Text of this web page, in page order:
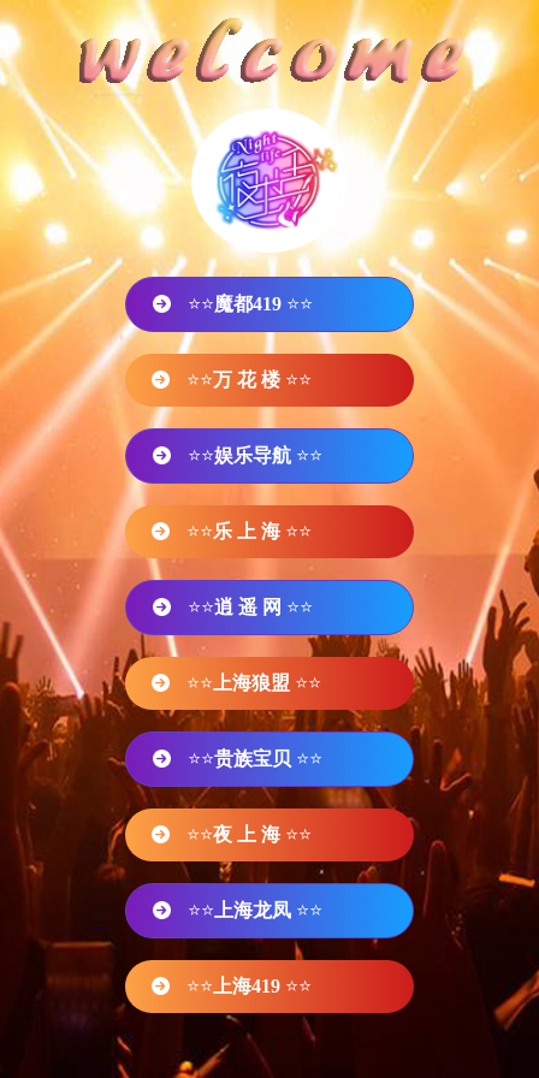
⭐⭐魔都419 ⭐⭐
⭐⭐万 花 楼 ⭐⭐
⭐⭐娱乐导航 ⭐⭐
⭐⭐乐 上 海 ⭐⭐
⭐⭐逍 遥 网 ⭐⭐
⭐⭐ 上海狼盟 ⭐⭐
⭐⭐贵族宝贝 ⭐⭐
⭐⭐夜 上 海 ⭐⭐
⭐⭐ 上海龙凤 ⭐⭐
⭐⭐ 上海419 ⭐⭐